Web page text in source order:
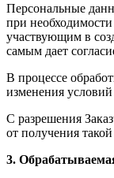
Персональные
при
участвующим в
самым дает
В процессе
изменения
С разрешения
от получения
3.